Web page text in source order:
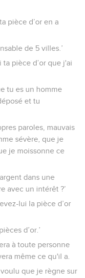
pièce d’or en a
de 5 villes.’
pièce d’or que j'ai
tu es un homme
et tu
paroles, mauvais
sévère, que je
je moissonne ce
dans une
avec un intérêt ?’
lui la pièce d’or
d’or.’
à toute personne
même ce qu'il a.
que je règne sur